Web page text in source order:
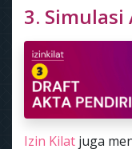
3. Simulasi
Izin Kilat juga